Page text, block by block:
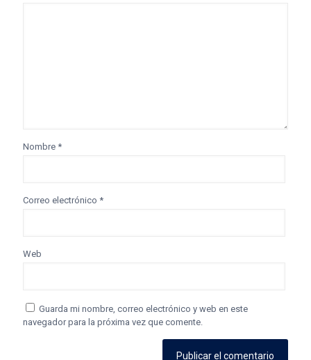
Nombre *
Correo electrónico *
Web
Guarda mi nombre, correo electrónico y web en este
navegador para la próxima vez que comente.